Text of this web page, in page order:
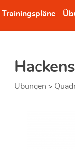
Trainingspläne
Übungen >